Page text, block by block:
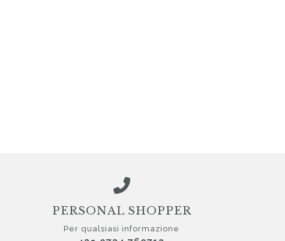
PERSONAL SHOPPER
Per qualsiasi informazione